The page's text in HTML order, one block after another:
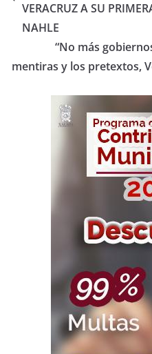
VERACRUZ A SU
NAHLE
“No más
mentiras y los pretextos,